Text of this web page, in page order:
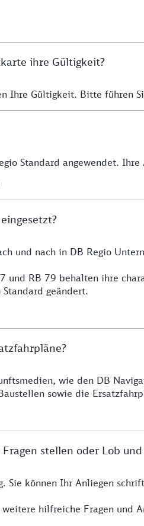
ihre Gültigkeit?
Ihre Gültigkeit. Bitte führen
Standard angewendet.
und nach in DB Regio
und RB 79 behalten ihre
geändert.
wie den DB
sowie die
stellen oder Lob
Sie können Ihr Anliegen
hilfreiche Fragen und